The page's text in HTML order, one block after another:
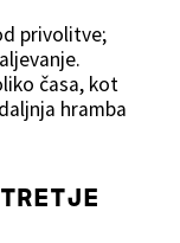
privolitve;
časa, kot
hramba